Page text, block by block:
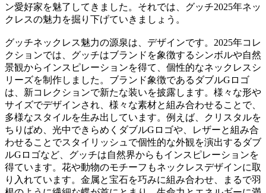
ン愛好家を魅了してきました。それでは、グッチ2025年ネッ
クレスの魅力を掘り下げていきましょう。
グッチネックレス魅力の源泉は、デザインです。2025年コレ
クションでは、グッチはブランドを象徴するシンボルや自然
景観からインスピレーションを得て、個性的なネックレスシ
リーズを制作しました。ブランド象徴であるダブルGロゴ
は、新コレクションで新たな装いを披露します。様々な形や
サイズでデザインされ、様々な素材と組み合わせることで、
多様なスタイルを生み出しています。例えば、クリスタルを
ちりばめ、光中できらめくダブルGロゴや、レザーと組み合
わせることでスタイリッシュで個性的な外観を演出するダブ
ルGロゴなど、グッチは自然界からもインスピレーションを
得ています。花や動物のモチーフもネックレスデザインに取
り入れています。金属と宝石を巧みに組み合わせ、まるで羽